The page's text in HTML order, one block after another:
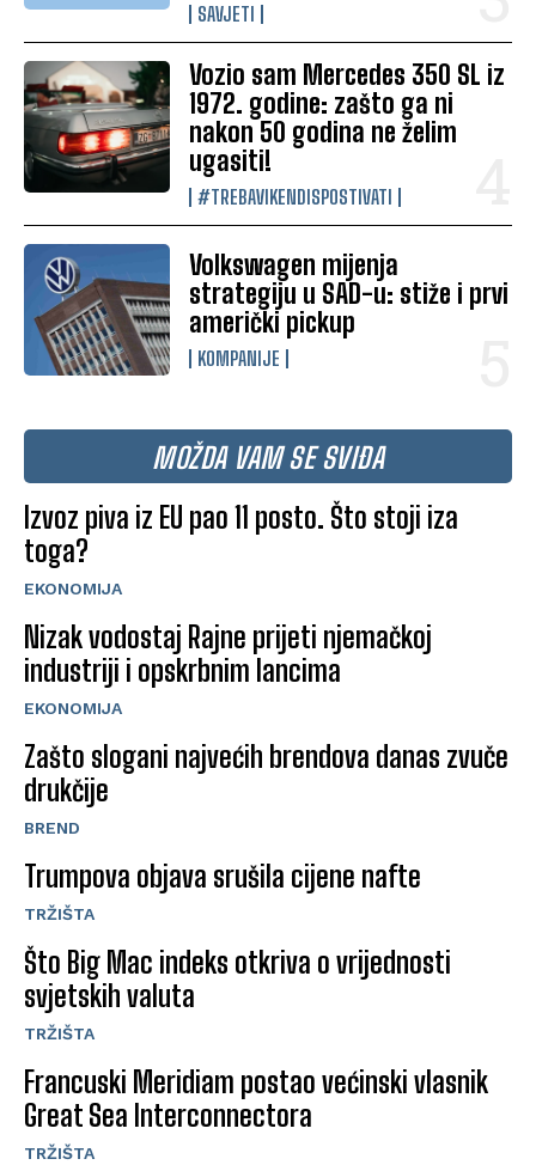
SAVJETI
Vozio sam Mercedes 350 SL iz
1972. godine: zašto ga ni
nakon 50 godina ne želim
ugasiti!
#TREBAVIKENDISPOSTIVATI
Volkswagen mijenja
strategiju u SAD-u: stiže i prvi
američki pickup
KOMPANIJE
MOŽDA VAM SE SVIĐA
Izvoz piva iz EU pao 11 posto. Što stoji iza
toga?
EKONOMIJA
Nizak vodostaj Rajne prijeti njemačkoj
industriji i opskrbnim lancima
EKONOMIJA
Zašto slogani najvećih brendova danas zvuče
drukčije
BREND
Trumpova objava srušila cijene nafte
TRŽIŠTA
Što Big Mac indeks otkriva o vrijednosti
svjetskih valuta
TRŽIŠTA
Francuski Meridiam postao većinski vlasnik
Great Sea Interconnectora
TRŽIŠTA